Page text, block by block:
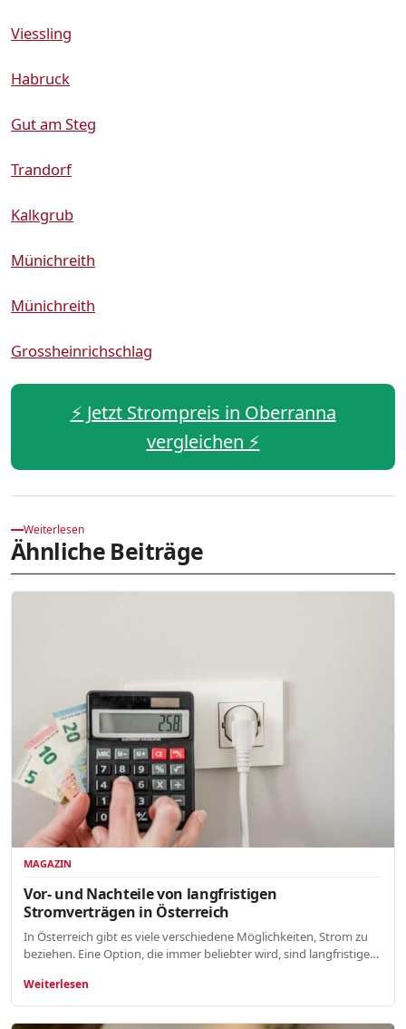
Viessling
Habruck
Gut am Steg
Trandorf
Kalkgrub
Münichreith
Münichreith
Grossheinrichschlag
⚡️ Jetzt Strompreis in Oberranna
vergleichen ⚡️
Weiterlesen
Ähnliche Beiträge
MAGAZIN
Vor- und Nachteile von langfristigen
Stromverträgen in Österreich
In Österreich gibt es viele verschiedene Möglichkeiten, Strom zu
beziehen. Eine Option, die immer beliebter wird, sind langfristige…
Weiterlesen